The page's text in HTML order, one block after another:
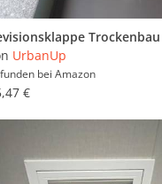
UrbanUp
bei Amazon
€